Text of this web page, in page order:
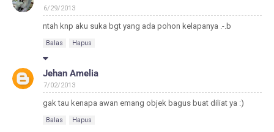
6/29/2013
ntah knp aku suka bgt yang ada pohon kelapanya .-.b
Balas Hapus
Jehan Amelia
7/02/2013
gak tau kenapa awan emang objek bagus buat diliat ya :)
Balas Hapus